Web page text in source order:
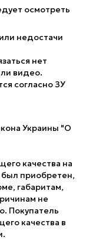
осмотреть
недостачи
нет
видео.
согласно ЗУ
Украины "О
качества на
был приобретен,
габаритам,
не
Покупатель
качества в